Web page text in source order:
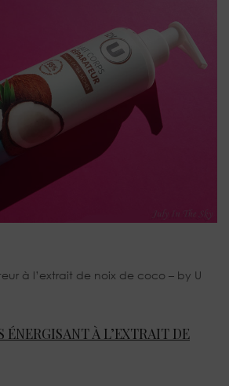
à l’extrait de noix de coco – by U
ÉNERGISANT À L’EXTRAIT DE